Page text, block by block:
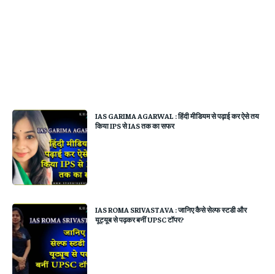
IAS GARIMA AGARWAL : हिंदी मीडियम से पढ़ाई कर ऐसे तय
किया IPS से IAS तक का सफर
IAS ROMA SRIVASTAVA : जानिए कैसे सेल्फ स्टडी और
यूट्यूब से पढ़कर बनीं UPSC टॉपर?